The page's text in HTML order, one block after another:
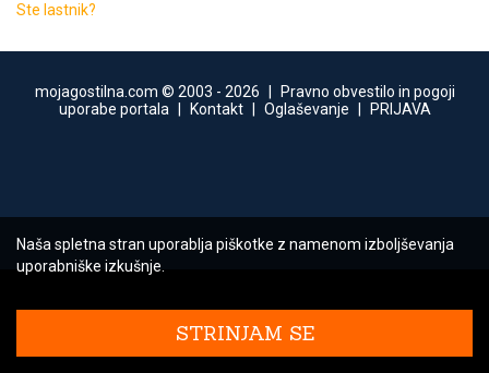
Ste lastnik?
mojagostilna.com © 2003 - 2026
Pravno obvestilo in pogoji
uporabe portala
Kontakt Oglaševanje PRIJAVA
Naša spletna stran uporablja piškotke z namenom izboljševanja
uporabniške izkušnje.
STRINJAM SE